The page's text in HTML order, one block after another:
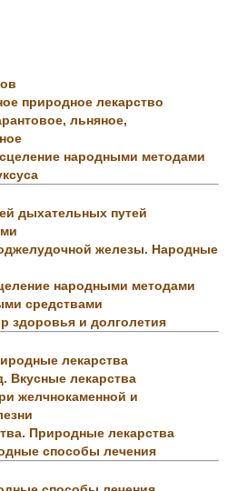
природное лекарство
льняное,
народными методами
дыхательных путей
железы. Народные
народными методами
средствами
здоровья и долголетия
лекарства
Вкусные лекарства
желчнокаменной и
Природные лекарства
способы лечения